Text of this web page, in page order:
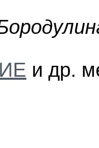
и др.